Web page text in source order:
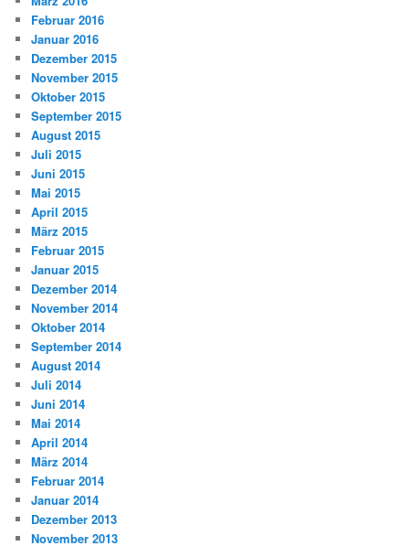
Februar 2016
Januar 2016
Dezember 2015
November 2015
Oktober 2015
September 2015
August 2015
Juli 2015
Juni 2015
Mai 2015
April 2015
März 2015
Februar 2015
Januar 2015
Dezember 2014
November 2014
Oktober 2014
September 2014
August 2014
Juli 2014
Juni 2014
Mai 2014
April 2014
März 2014
Februar 2014
Januar 2014
Dezember 2013
November 2013